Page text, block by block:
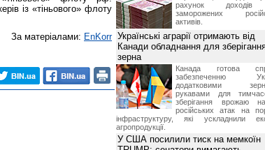
із «тіньового» флоту
За матеріалами: EnKorr
рахунок доходів
заморожених
активів.
Українські аграрії отримають від
Канади обладнання для
зерна
Канада готова
забезпеченню
додатковими
рукавами для
зберігання врожаю
російських атак на
інфраструктуру, які ускладнили
агропродукції.
У США посилили тиск на мемкоїн